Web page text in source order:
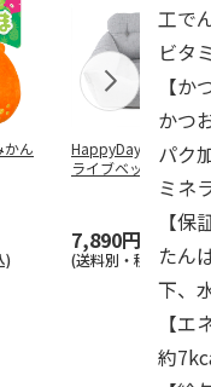
かん
)
HappyDays 2wayド
ライブベッド グレ
7,890円
(送料別・税込)
工で
ビタ
【か
かつ
パク
ミネ
【保
たん
下、
【エ
約